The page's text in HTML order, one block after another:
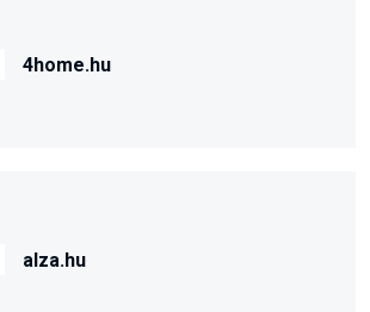
4home.hu
alza.hu